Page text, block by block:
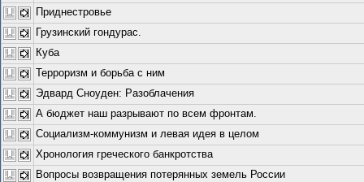
Приднестровье
Грузинский гондурас.
Куба
Терроризм и борьба с ним
Эдвард Сноуден: Разоблачения
А бюджет наш разрывают по всем фронтам.
Социализм-коммунизм и левая идея в целом
Хронология греческого банкротства
Вопросы возвращения потерянных земель России